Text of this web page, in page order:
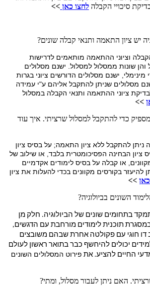
סיכויי הקבלה לחצו כאן >>
יש ציון התאמה ותנאי קבלה שונים?
וציוני ההתאמה מותאמים לדרישות
שונות ממסלול למסלול. ישנם מסלולים
מינימלי, ישנם מסלולים הדורשים ציוני בגרות
מסלולים שניתן להתקבל אליהם ע"י עמידה
ציוני ההתאמה ותנאי הקבלה במסלול
>>
כדי להתקבל למסלול שרציתי. איך עוד
ניתן להתקבל ללא ציון התאמה; על בסיס ציון
ציון הבחינה הפסיכומטרית בלבד, או שילוב של
או קבלה על בסיס לימודים אקדמיים
להיעזר בקורסים מקוונים בכדי להעלות את ציון
כאן >>
השונים בביולוגיה?
בתחומים שונים של הביולוגיה. חלק מן
תוכנית לימודים מורחבת עם הדגשים,
דו חוגי עם פקולטה אחרת שבהם משובצים
יכולים להיחשף כבר בתואר ראשון לעולם
החיים להציע. את פירוט המסלולים השונים
האם ניתן לעבור מסלול, ומתי?